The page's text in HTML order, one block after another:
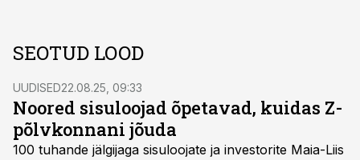
SEOTUD LOOD
UUDISED22.08.25, 09:33
Noored sisuloojad õpetavad, kuidas Z-
põlvkonnani jõuda
100 tuhande jälgijaga sisuloojate ja investorite Maia-Liis